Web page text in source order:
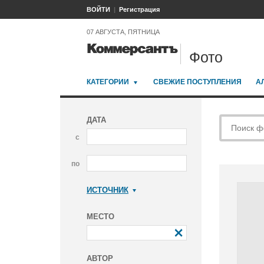
ВОЙТИ Регистрация
07 АВГУСТА, ПЯТНИЦА
Фото
КАТЕГОРИИ СВЕЖИЕ ПОСТУПЛЕНИЯ
ДАТА
с
по
ИСТОЧНИК
МЕСТО
АВТОР